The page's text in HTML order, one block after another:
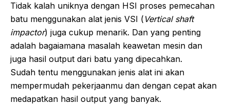
Tidak kalah uniknya dengan HSI proses pemecahan
batu menggunakan alat jenis VSI ( Vertical shaft
impactor) juga cukup menarik. Dan yang penting
adalah bagaiamana masalah keawetan mesin dan
juga hasil output dari batu yang dipecahkan.
Sudah tentu menggunakan jenis alat ini akan
mempermudah pekerjaanmu dan dengan cepat akan
medapatkan hasil output yang banyak.